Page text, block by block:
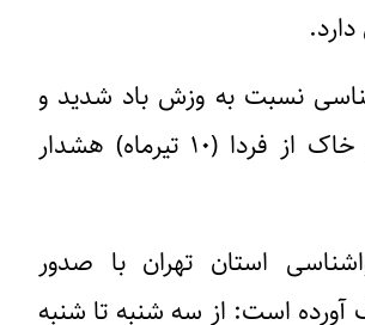
نسبت به وزش باد شدید و
خیزش گرد و خاک از فردا (۱۰ تیرماه) هشدار
استان تهران با صدور
آورده است: از سه شنبه تا شنبه